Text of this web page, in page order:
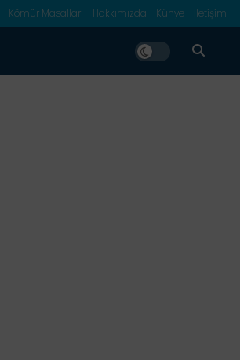
Kömür Masalları Hakkımızda Künye İletişim